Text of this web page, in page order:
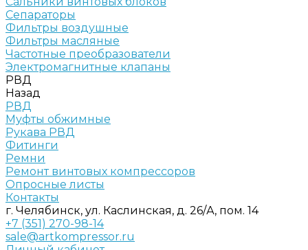
Сепараторы
Фильтры воздушные
Фильтры масляные
Частотные преобразователи
Электромагнитные клапаны
РВД
Назад
РВД
Муфты обжимные
Рукава РВД
Фитинги
Ремни
Ремонт винтовых компрессоров
Опросные листы
Контакты
г. Челябинск, ул. Каслинская, д. 26/А, пом. 14
+7 (351) 270-98-14
sale@artkompressor.ru